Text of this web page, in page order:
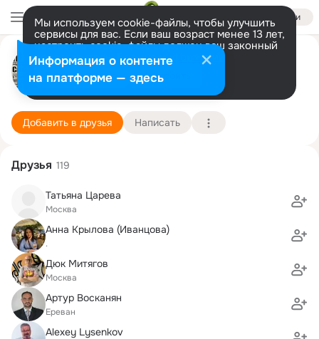
Войти
Мы используем cookie-файлы, чтобы улучшить
сервисы для вас. Если ваш возраст менее 13 лет,
настроить cookie-файлы должен ваш законный
представитель. Больше информации
Разрешить все Настроить
Александр Гольдбурт
Москва 12 июня (26 лет)
Подробнее
Добавить в друзья Написать
Друзья 119
Татьяна Царева
Москва
Анна Крылова (Иванцова)
.
Дюк Митягов
Москва
Артур Восканян
Ереван
Alexey Lysenkov
Информация о контенте
на платформе — здесь